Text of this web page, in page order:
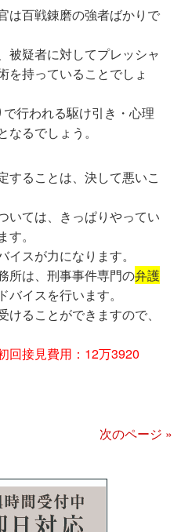
は百戦錬磨の強者ばかりで
被疑者に対してプレッシャ
を持っていることでしょ
行われる駆け引き・心理
るでしょう。
することは、決して悪いこ
いては、きっぱりやってい
。
イスが力になります。
所は、刑事事件専門の弁護
イスを行います。
ることができますので、
回接見費用：12万3920
次のページ »